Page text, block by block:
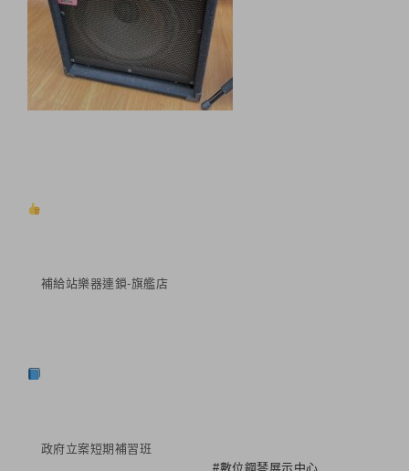
補給站樂器連鎖-旗艦店
政府立案短期補習班
#數位鋼琴展示中心